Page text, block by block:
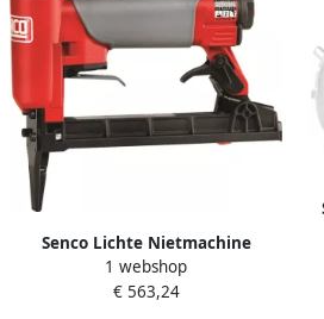
Senco Lichte Nietmachine
SFT10XP AT 6S2461N
1 webshop
€ 563,24